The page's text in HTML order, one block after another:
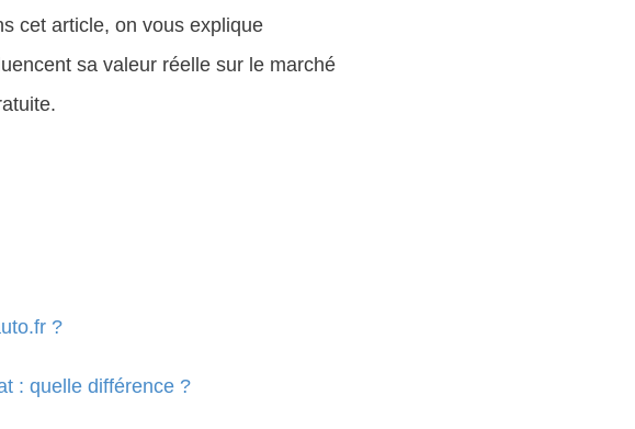
cet article, on vous explique
sa valeur réelle sur le marché
?
: quelle différence ?